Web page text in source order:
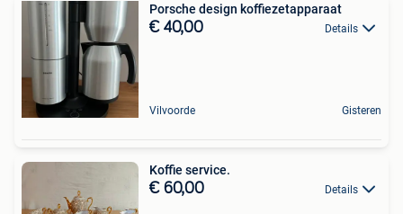
Porsche design koffiezetapparaat
€ 40,00 Details
Vilvoorde Gisteren
Koffie service.
€ 60,00 Details